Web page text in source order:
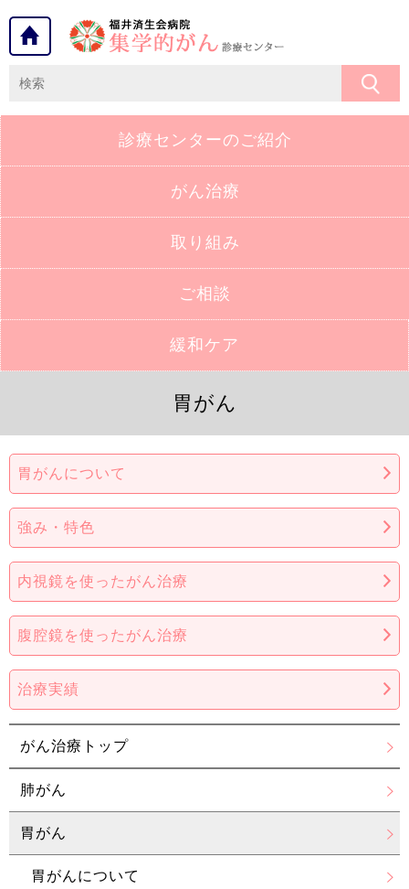
診療センターの ご紹介
がん治療
取り組み
ご相談
緩和ケア
胃がん
胃がんについて
強み・特色
内視鏡を使ったがん治療
腹腔鏡を使ったがん治療
治療実績
がん治療トップ
肺がん
胃がん
胃がんについて